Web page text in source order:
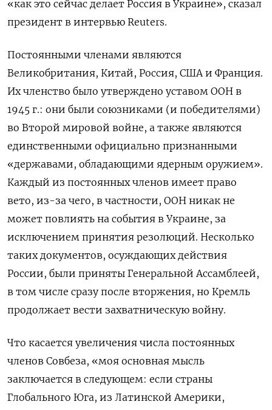
«как это сейчас делает Россия в Украине», сказал
президент в интервью Reuters.
Постоянными членами являются
Великобритания, Китай, Россия, США и Франция.
Их членство было утверждено уставом ООН в
1945 г.: они были союзниками (и победителями)
во Второй мировой войне, а также являются
единственными официально признанными
«державами, обладающими ядерным оружием».
Каждый из постоянных членов имеет право
вето, из-за чего, в частности, ООН никак не
может повлиять на события в Украине, за
исключением принятия резолюций. Несколько
таких документов, осуждающих действия
России, были приняты Генеральной Ассамблеей,
в том числе сразу после вторжения, но Кремль
продолжает вести захватническую войну.
Что касается увеличения числа постоянных
членов Совбеза, «моя основная мысль
заключается в следующем: если страны
Глобального Юга, из Латинской Америки,